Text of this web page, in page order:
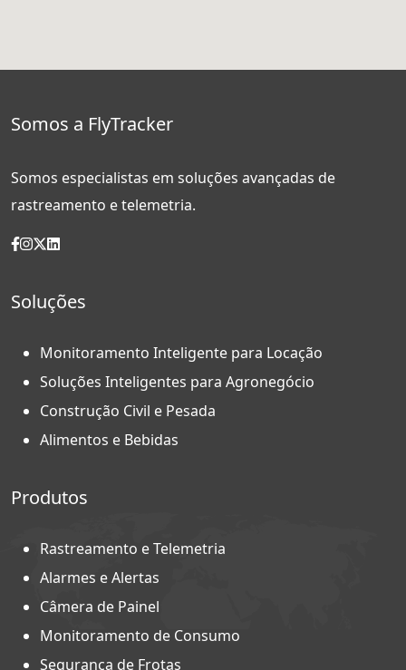
Somos a FlyTracker
Somos especialistas em soluções avançadas de
rastreamento e telemetria.
Soluções
Monitoramento Inteligente para Locação
Soluções Inteligentes para Agronegócio
Construção Civil e Pesada
Alimentos e Bebidas
Produtos
Rastreamento e Telemetria
Alarmes e Alertas
Câmera de Painel
Monitoramento de Consumo
Segurança de Frotas